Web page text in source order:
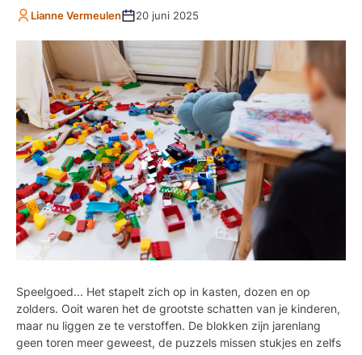
Lianne Vermeulen 20 juni 2025
Speelgoed... Het stapelt zich op in kasten, dozen en op
zolders. Ooit waren het de grootste schatten van je kinderen,
maar nu liggen ze te verstoffen. De blokken zijn jarenlang
geen toren meer geweest, de puzzels missen stukjes en zelfs